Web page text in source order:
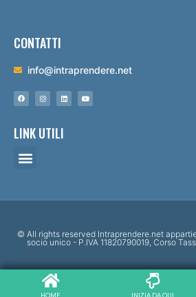
CONTATTI
info@intraprendere.net
LINK UTILI
© All rights reserved Intraprendere.net
socio unico - P.IVA 11820790019, Corso
HOME INIZIA DA QUI